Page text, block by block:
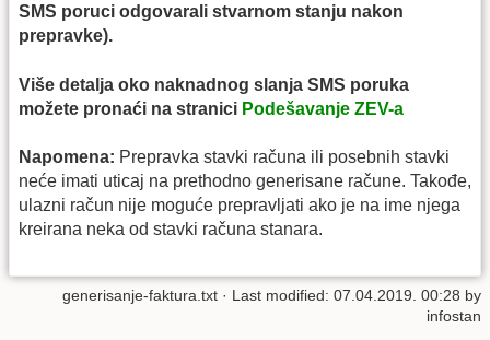
SMS poruci odgovarali stvarnom stanju nakon
prepravke).
Više detalja oko naknadnog slanja SMS poruka
možete pronaći na stranici Podešavanje ZEV-a
Napomena: Prepravka stavki računa ili posebnih stavki
neće imati uticaj na prethodno generisane račune. Takođe,
ulazni račun nije moguće prepravljati ako je na ime njega
kreirana neka od stavki računa stanara.
generisanje-faktura.txt · Last modified: 07.04.2019. 00:28 by
infostan